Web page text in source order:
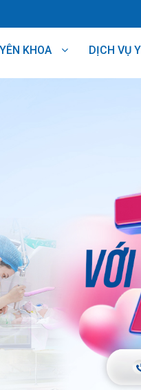
KHOA DỊCH VỤ